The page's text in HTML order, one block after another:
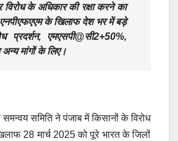
के अधिकार की रक्षा करने का
के खिलाफ देश भर में बड़े
प्रदर्शन, एमएसपी@सी2+50%,
मांगों के लिए।
समन्वय समिति ने पंजाब में किसानों के विरोध
28 मार्च 2025 को पूरे भारत के जिलों